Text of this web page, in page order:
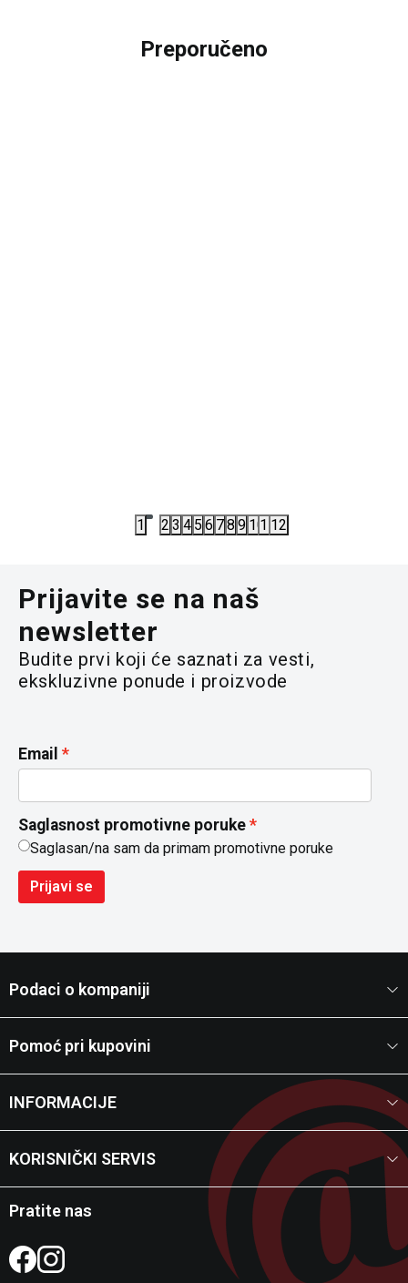
Preporučeno
1 2 3 4 5 6 78 9 101112
Prijavite se na naš
newsletter
Budite prvi koji će saznati za vesti,
ekskluzivne ponude i proizvode
Email
Saglasnost promotivne poruke
Saglasan/na sam da primam promotivne poruke
Prijavi se
Podaci o kompaniji
Pomoć pri kupovini
INFORMACIJE
KORISNIČKI SERVIS
Pratite nas